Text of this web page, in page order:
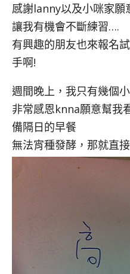
感謝lanny以及小咪家願
讓我有機會不斷練習….
有興趣的朋友也來報名
手啊!
週間晚上，我只有幾個
非常感恩knna願意幫我
備隔日的早餐
無法宵種發酵，那就直